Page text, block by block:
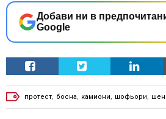
Добави ни в
Google
протест, босна, камиони, шофьори,